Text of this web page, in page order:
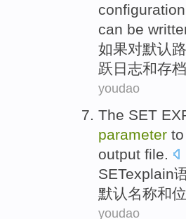
configuration
can be
如果对默认
跃 日志和存档
youdao
The SET
parameter
output file.
SETexplain
默认名称和
youdao